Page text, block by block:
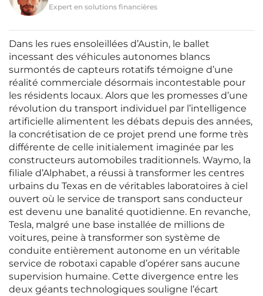
Expert en solutions financières
Dans les rues ensoleillées d’Austin, le ballet
incessant des véhicules autonomes blancs
surmontés de capteurs rotatifs témoigne d’une
réalité commerciale désormais incontestable pour
les résidents locaux. Alors que les promesses d’une
révolution du transport individuel par l’intelligence
artificielle alimentent les débats depuis des années,
la concrétisation de ce projet prend une forme très
différente de celle initialement imaginée par les
constructeurs automobiles traditionnels. Waymo, la
filiale d’Alphabet, a réussi à transformer les centres
urbains du Texas en de véritables laboratoires à ciel
ouvert où le service de transport sans conducteur
est devenu une banalité quotidienne. En revanche,
Tesla, malgré une base installée de millions de
voitures, peine à transformer son système de
conduite entièrement autonome en un véritable
service de robotaxi capable d’opérer sans aucune
supervision humaine. Cette divergence entre les
deux géants technologiques souligne l’écart